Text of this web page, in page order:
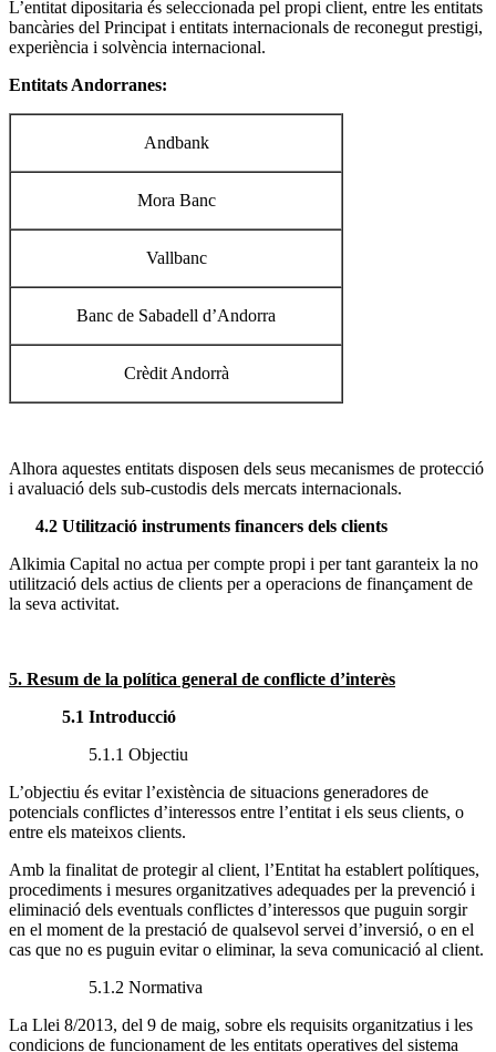
L’entitat dipositaria és seleccionada pel propi client, entre les entitats
bancàries del Principat i entitats internacionals de reconegut prestigi,
experiència i solvència internacional.
Entitats Andorranes:
Andbank
Mora Banc
Vallbanc
Banc de Sabadell d’Andorra
Crèdit Andorrà
Alhora aquestes entitats disposen dels seus mecanismes de protecció
i avaluació dels sub-custodis dels mercats internacionals.
4.2 Utilització instruments financers dels clients
Alkimia Capital no actua per compte propi i per tant garanteix la no
utilització dels actius de clients per a operacions de finançament de
la seva activitat.
5. Resum de la política general de conflicte d’interès
5.1 Introducció
5.1.1 Objectiu
L’objectiu és evitar l’existència de situacions generadores de
potencials conflictes d’interessos entre l’entitat i els seus clients, o
entre els mateixos clients.
Amb la finalitat de protegir al client, l’Entitat ha establert polítiques,
procediments i mesures organitzatives adequades per la prevenció i
eliminació dels eventuals conflictes d’interessos que puguin sorgir
en el moment de la prestació de qualsevol servei d’inversió, o en el
cas que no es puguin evitar o eliminar, la seva comunicació al client.
5.1.2 Normativa
La Llei 8/2013, del 9 de maig, sobre els requisits organitzatius i les
condicions de funcionament de les entitats operatives del sistema